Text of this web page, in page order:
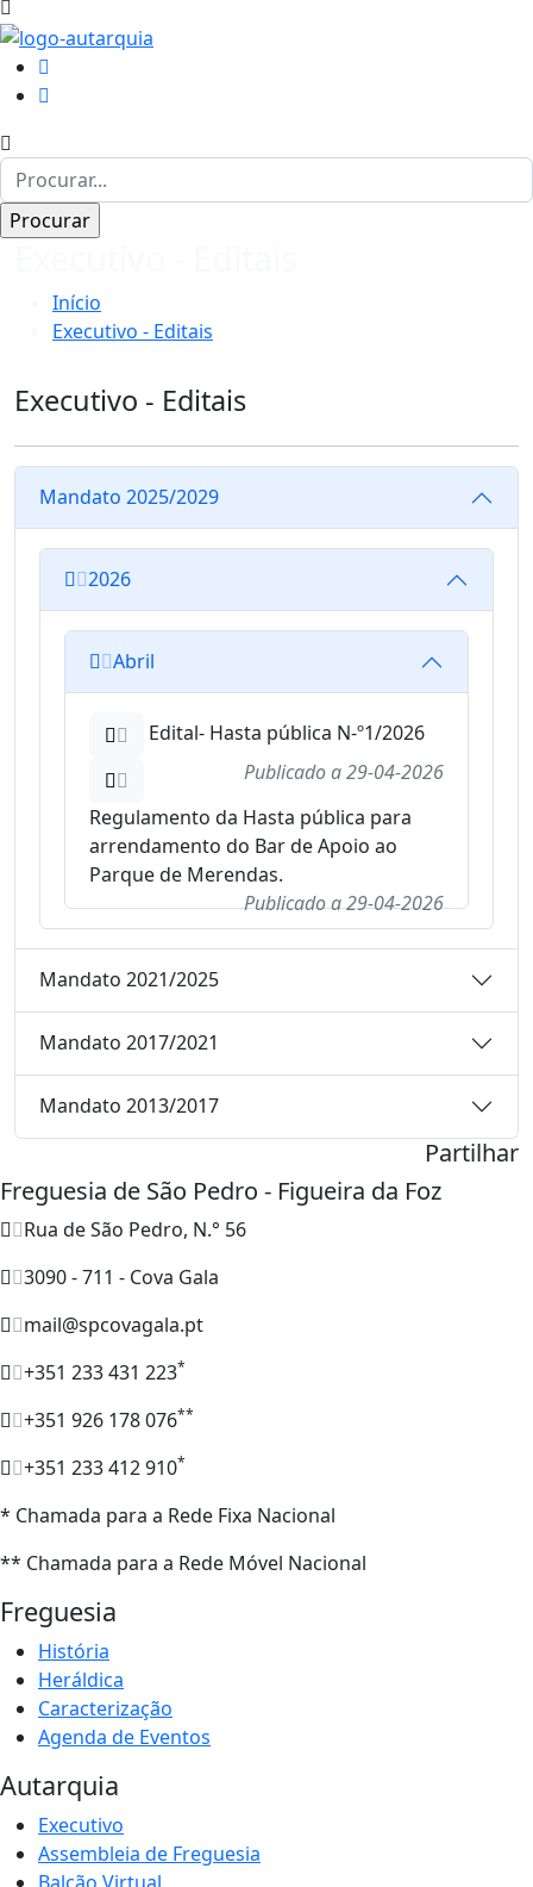
Início
Executivo - Editais
Executivo - Editais
Mandato 2025/2029
2026
Abril
Edital- Hasta pública N-º1/2026
Publicado a29-04-2026
Regulamento da Hasta pública para
arrendamento do Bar de Apoio ao
Parque de Merendas.
Publicado a29-04-2026
Mandato 2021/2025
Mandato 2017/2021
Mandato 2013/2017
Partilhar
Freguesia de São Pedro - Figueira da Foz
Rua de São Pedro, N.° 56
3090 - 711 - Cova Gala
mail@spcovagala.pt
+351 233 431 223*
+351 926 178 076**
+351 233 412 910*
* Chamada para a Rede Fixa Nacional
** Chamada para a Rede Móvel Nacional
Freguesia
História
Heráldica
Caracterização
Agenda de Eventos
Autarquia
Executivo
Assembleia de Freguesia